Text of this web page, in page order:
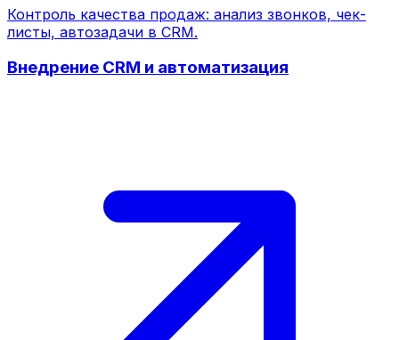
Контроль качества продаж: анализ звонков, чек-
листы, автозадачи в CRM.
Внедрение CRM и автоматизация